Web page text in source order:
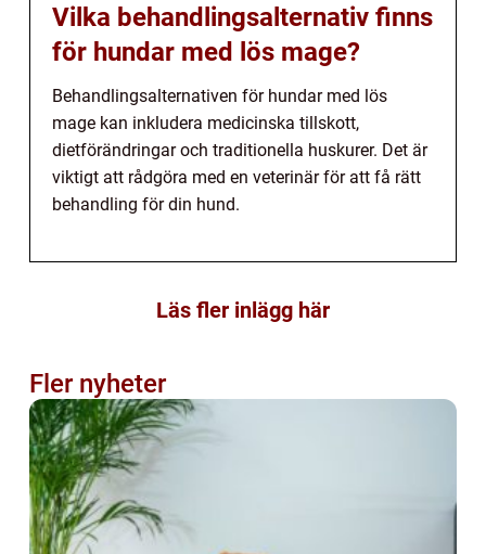
Vilka behandlingsalternativ finns
för hundar med lös mage?
Behandlingsalternativen för hundar med lös
mage kan inkludera medicinska tillskott,
dietförändringar och traditionella huskurer. Det är
viktigt att rådgöra med en veterinär för att få rätt
behandling för din hund.
Läs fler inlägg här
Fler nyheter